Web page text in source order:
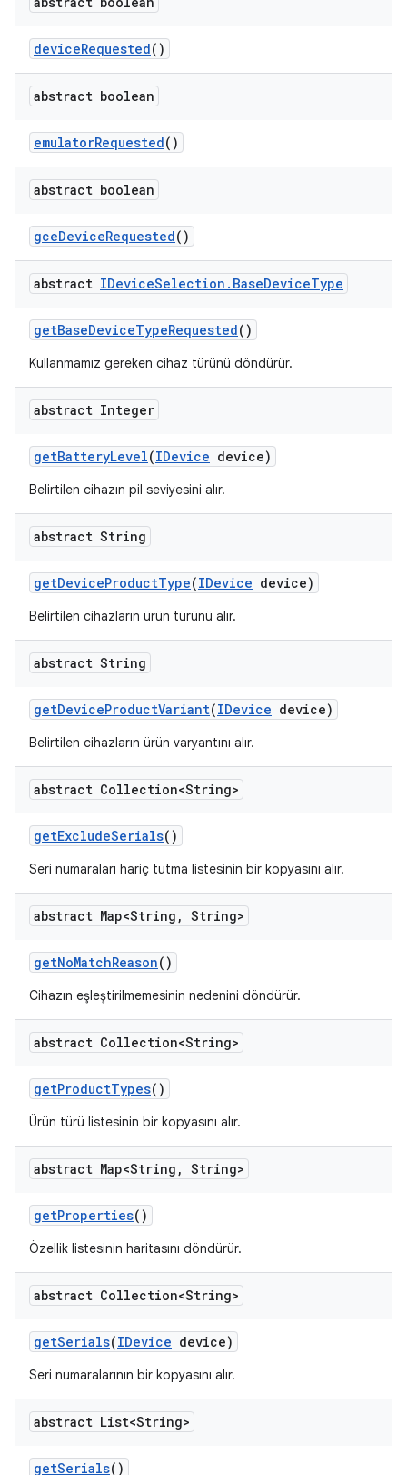
deviceRequested()
abstract boolean
emulatorRequested()
abstract boolean
gceDeviceRequested()
abstract IDeviceSelection . BaseDeviceType
getBaseDeviceTypeRequested()
Kullanmamız gereken cihaz türünü döndürür.
abstract Integer
getBatteryLevel(IDevice device)
Belirtilen cihazın pil seviyesini alır.
abstract String
getDeviceProductType(IDevice device)
Belirtilen cihazların ürün türünü alır.
abstract String
getDeviceProductVariant(IDevice device)
Belirtilen cihazların ürün varyantını alır.
abstract Collection<String>
getExcludeSerials()
Seri numaraları hariç tutma listesinin bir kopyasını alır.
abstract Map<String , String>
getNoMatchReason()
Cihazın eşleştirilmemesinin nedenini döndürür.
abstract Collection<String>
getProductTypes()
Ürün türü listesinin bir kopyasını alır.
abstract Map<String , String>
getProperties()
Özellik listesinin haritasını döndürür.
abstract Collection<String>
getSerials(IDevice device)
Seri numaralarının bir kopyasını alır.
abstract List<String>
getSerials()